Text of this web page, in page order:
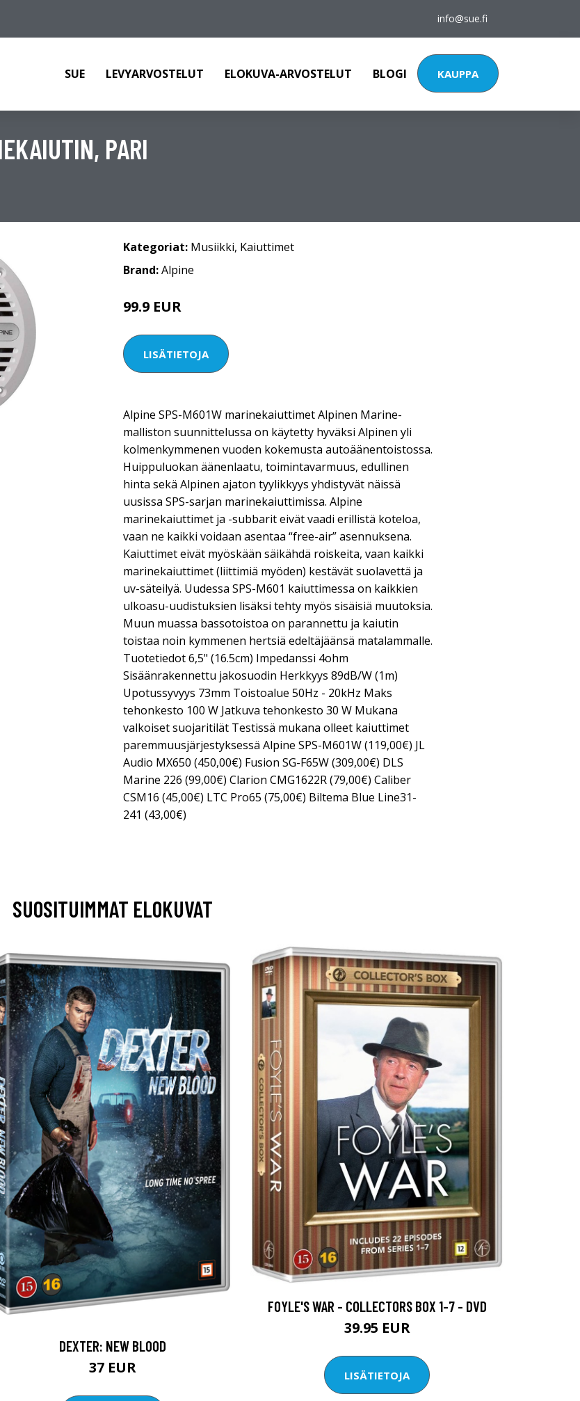
info@sue.fi
SUE LEVYARVOSTELUT ELOKUVA-ARVOSTELUT BLOGI KAUPPA
PARI
Kategoriat: Musiikki, Kaiuttimet
Brand:Alpine
99.9 EUR
LISÄTIETOJA
Alpine SPS-M601W marinekaiuttimet Alpinen Marine-
malliston suunnittelussa on käytetty hyväksi Alpinen yli
kolmenkymmenen vuoden kokemusta autoäänentoistossa.
Huippuluokan äänenlaatu, toimintavarmuus, edullinen
hinta sekä Alpinen ajaton tyylikkyys yhdistyvät näissä
uusissa SPS-sarjan marinekaiuttimissa. Alpine
marinekaiuttimet ja -subbarit eivät vaadi erillistä koteloa,
vaan ne kaikki voidaan asentaa “free-air” asennuksena.
Kaiuttimet eivät myöskään säikähdä roiskeita, vaan kaikki
marinekaiuttimet (liittimiä myöden) kestävät suolavettä ja
uv-säteilyä. Uudessa SPS-M601 kaiuttimessa on kaikkien
ulkoasu-uudistuksien lisäksi tehty myös sisäisiä muutoksia.
Muun muassa bassotoistoa on parannettu ja kaiutin
toistaa noin kymmenen hertsiä edeltäjäänsä matalammalle.
Tuotetiedot 6,5" (16.5cm) Impedanssi 4ohm
Sisäänrakennettu jakosuodin Herkkyys 89dB/W (1m)
Upotussyvyys 73mm Toistoalue 50Hz - 20kHz Maks
tehonkesto 100 W Jatkuva tehonkesto 30 W Mukana
valkoiset suojaritilät Testissä mukana olleet kaiuttimet
paremmuusjärjestyksessä Alpine SPS-M601W (119,00€) JL
Audio MX650 (450,00€) Fusion SG-F65W (309,00€) DLS
Marine 226 (99,00€) Clarion CMG1622R (79,00€) Caliber
CSM16 (45,00€) LTC Pro65 (75,00€) Biltema Blue Line31-
241 (43,00€)
SUOSITUIMMAT ELOKUVAT
DEXTER: NEW BLOOD
37 EUR
FOYLE'S WAR - COLLECTORS BOX 1-7 - DVD
39.95 EUR
LISÄTIETOJA